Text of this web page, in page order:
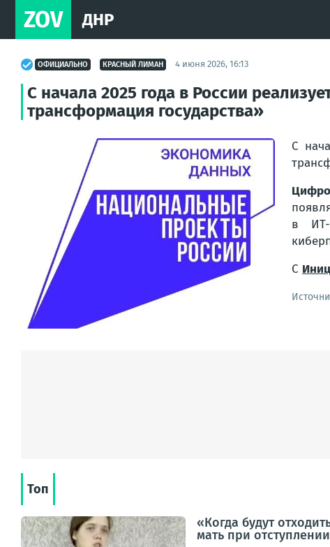
ZOV ДНР
ОФИЦИАЛЬНО КРАСНЫЙ ЛИМАН 4 июня 2026, 16:13
С начала 2025 года в России
трансформация государства»
С
в ИТ-
С
Топ
«Когда будут
мать при